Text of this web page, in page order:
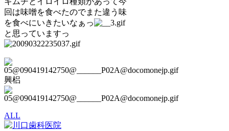
回は味噌を食べたのでまた違う味
を食べにいきたいなぁっ
と思っていますっ
興梠
ALL